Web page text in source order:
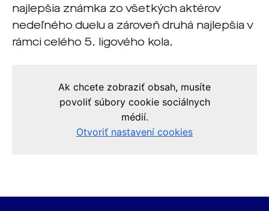
najlepšia známka zo všetkých aktérov
nedeľného duelu a zároveň druhá najlepšia v
rámci celého 5. ligového kola.